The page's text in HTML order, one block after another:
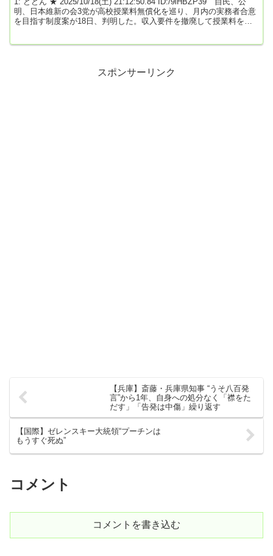
明、日本維新の会3党が高校授業料無償化を巡り、月内の実務者合意
を目指す制度案が18日、判明した。収入要件を撤廃して授業料を助
が目的。外国人学校を対象外とする...
スポンサーリンク
【兵庫】斎藤・兵庫県知事 “うそ八百発
言”から1年、自身への処分なく「襟をた
だす」「告発は中傷」繰り返す
【国際】ゼレンスキー大統領“プーチンは
もうすぐ死ぬ”
コメント
コメントを書き込む